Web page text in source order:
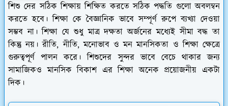
শিশু দের সঠিক শিক্ষায় শিক্ষিত করতে সঠিক পদ্ধতি গুলো অবলম্বন
করতে হবে। শিক্ষা কে বৈজ্ঞানিক ভাবে সম্পূর্ণ রুপে ব্যখ্যা দেওয়া
সম্ভব না। শিক্ষা যে শুধু মাত্র দক্ষতা অর্জনের মধ্যেই সীমা বদ্ধ তা
কিন্তু নয়। রীতি, নীতি, মনোভাব ও মন মানসিকতা ও শিক্ষা ক্ষেত্রে
গুরুত্বপূর্ণ পালন করে। শিশুদের সুন্দর ভাবে বেচে থাকার জন্য
সামাজিকও মানসিক বিকাশ এর শিক্ষা অনেক প্রয়োজনীয় একটা
দিক।